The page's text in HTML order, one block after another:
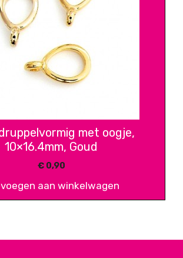
met oogje,
10×16.4mm, Goud
€0,90
aan winkelwagen